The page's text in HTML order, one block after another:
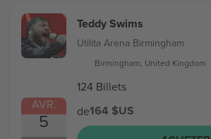
AVR.
5
Teddy Swims
Utilita Arena Birmingham
Birmingham, United Kingdom
124 Billets
de164 $US